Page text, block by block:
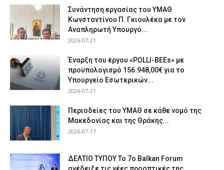
Συνάντηση εργασίας του ΥΜΑΘ
Κωνσταντίνου Π. Γκιουλέκα με τον
Αναπληρωτή Υπουργό...
2026-07-21
Έναρξη του έργου «POLLI-BEEs» με
προϋπολογισμό 156.948,00€ για το
Υπουργείο Εσωτερικών...
2026-07-21
Περιοδείες του ΥΜΑΘ σε κάθε νομό της
Μακεδονίας και της Θράκης...
2026-07-17
ΔΕΛΤΙΟ ΤΥΠΟΥ Το 7ο Balkan Forum